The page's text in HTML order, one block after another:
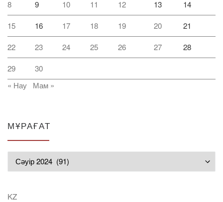
8 9 10 11 12 13 14
15 16 17 18 19 20 21
22 23 24 25 26 27 28
29
30
« Нау
Мам »
МҰРАҒАТ
KZ